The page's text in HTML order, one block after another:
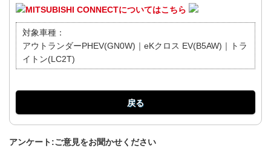
MITSUBISHI CONNECTについてはこちら
対象車種：
アウトランダーPHEV(GN0W)｜eKクロス EV(B5AW)｜トラ
イトン(LC2T)
戻る
アンケート:ご意見をお聞かせください